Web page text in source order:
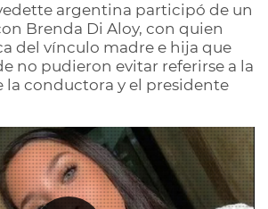
argentina participó de un
Brenda Di Aloy, con quien
del vínculo madre e hija que
no pudieron evitar referirse a la
la conductora y el presidente